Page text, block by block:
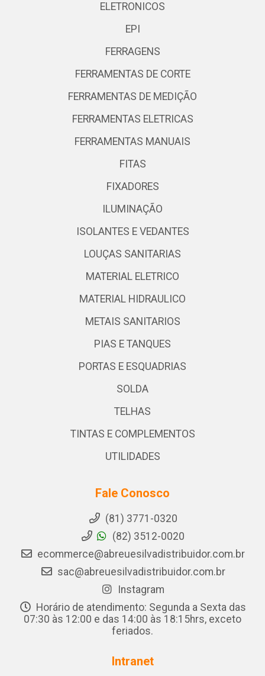
ELETRONICOS
EPI
FERRAGENS
FERRAMENTAS DE CORTE
FERRAMENTAS DE MEDIÇÃO
FERRAMENTAS ELETRICAS
FERRAMENTAS MANUAIS
FITAS
FIXADORES
ILUMINAÇÃO
ISOLANTES E VEDANTES
LOUÇAS SANITARIAS
MATERIAL ELETRICO
MATERIAL HIDRAULICO
METAIS SANITARIOS
PIAS E TANQUES
PORTAS E ESQUADRIAS
SOLDA
TELHAS
TINTAS E COMPLEMENTOS
UTILIDADES
Fale Conosco
(81) 3771-0320
(82) 3512-0020
ecommerce@abreuesilvadistribuidor.com.br
sac@abreuesilvadistribuidor.com.br
Instagram
Horário de atendimento: Segunda a Sexta das
07:30 às 12:00 e das 14:00 às 18:15hrs, exceto
feriados.
Intranet